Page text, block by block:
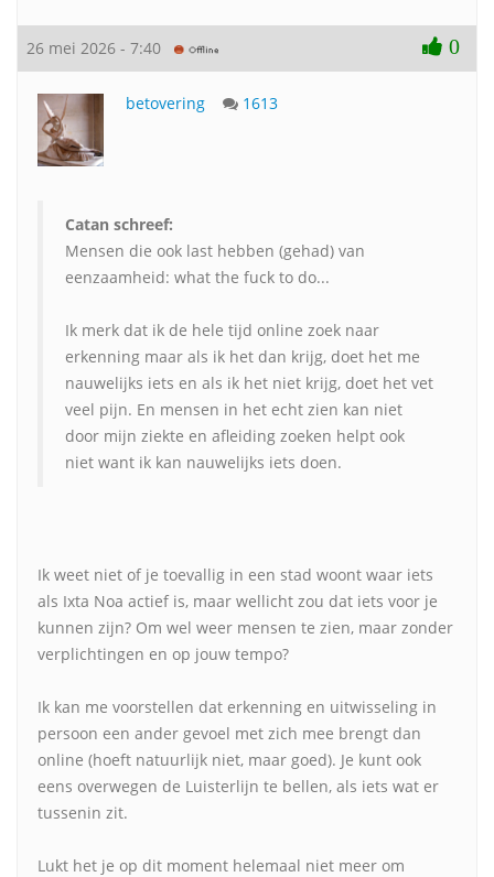
26 mei 2026 - 7:40 0
betovering 1613
Catan schreef:
Mensen die ook last hebben (gehad) van
eenzaamheid: what the fuck to do...
Ik merk dat ik de hele tijd online zoek naar
erkenning maar als ik het dan krijg, doet het me
nauwelijks iets en als ik het niet krijg, doet het vet
veel pijn. En mensen in het echt zien kan niet
door mijn ziekte en afleiding zoeken helpt ook
niet want ik kan nauwelijks iets doen.
Ik weet niet of je toevallig in een stad woont waar iets
als Ixta Noa actief is, maar wellicht zou dat iets voor je
kunnen zijn? Om wel weer mensen te zien, maar zonder
verplichtingen en op jouw tempo?
Ik kan me voorstellen dat erkenning en uitwisseling in
persoon een ander gevoel met zich mee brengt dan
online (hoeft natuurlijk niet, maar goed). Je kunt ook
eens overwegen de Luisterlijn te bellen, als iets wat er
tussenin zit.
Lukt het je op dit moment helemaal niet meer om